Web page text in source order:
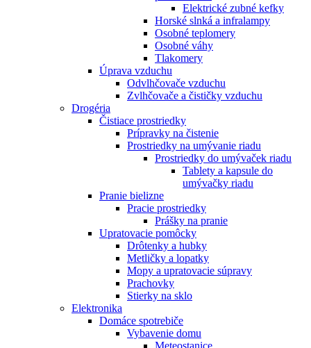
Elektrické zubné kefky
Horské slnká a infralampy
Osobné teplomery
Osobné váhy
Tlakomery
Úprava vzduchu
Odvlhčovače vzduchu
Zvlhčovače a čističky vzduchu
Drogéria
Čistiace prostriedky
Prípravky na čistenie
Prostriedky na umývanie riadu
Prostriedky do umývaček riadu
Tablety a kapsule do
umývačky riadu
Pranie bielizne
Pracie prostriedky
Prášky na pranie
Upratovacie pomôcky
Drôtenky a hubky
Metličky a lopatky
Mopy a upratovacie súpravy
Prachovky
Stierky na sklo
Elektronika
Domáce spotrebiče
Vybavenie domu
Meteostanice